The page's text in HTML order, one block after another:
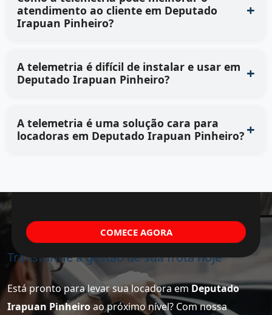
atendimento ao cliente em Deputado
Irapuan Pinheiro?
A telemetria é difícil de instalar e usar em
Deputado Irapuan Pinheiro?
A telemetria é uma solução cara para
locadoras em Deputado Irapuan Pinheiro?
Transforme a gestão de sua frota hoje
Está pronto para levar sua locadora emDeputado
Irapuan Pinheiroao próximo nível? Com nossa
COMECE AGORA